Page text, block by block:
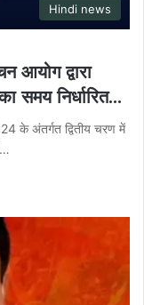
Hindi news
आयोग द्वारा
समय निर्धारित…
के अंतर्गत द्वितीय चरण में